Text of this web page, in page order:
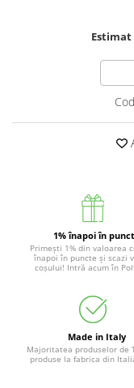
1% înapoi în
Primești 1% din valoarea
înapoi în puncte și scazi
coșului! Intră acum în
Made in Italy
Majoritatea produselor de
produse la fabrica din